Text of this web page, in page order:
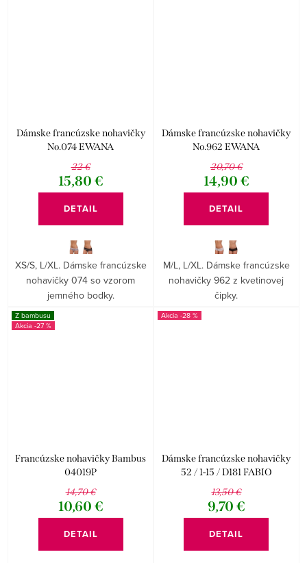
Dámske francúzske nohavičky
No.074 EWANA
22 €
15,80 €
DETAIL
XS/S, L/XL. Dámske francúzske
nohavičky 074 so vzorom
jemného bodky.
Dámske francúzske nohavičky
No.962 EWANA
20,70 €
14,90 €
DETAIL
M/L, L/XL. Dámske francúzske
nohavičky 962 z kvetinovej
čipky.
Z bambusu
-27 %
Francúzske nohavičky Bambus
04019P
14,70 €
10,60 €
DETAIL
-28 %
Dámske francúzske nohavičky
52 / 1-15 / D181 FABIO
13,50 €
9,70 €
DETAIL